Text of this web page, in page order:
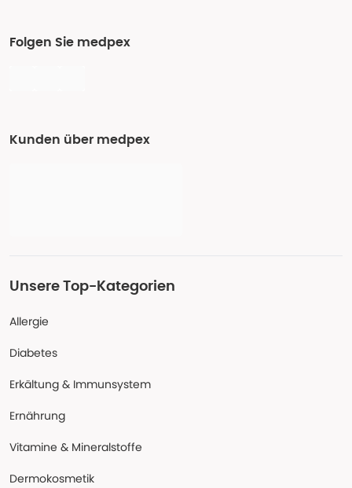
Folgen Sie medpex
Kunden über medpex
Unsere Top-Kategorien
Allergie
Diabetes
Erkältung & Immunsystem
Ernährung
Vitamine & Mineralstoffe
Dermokosmetik